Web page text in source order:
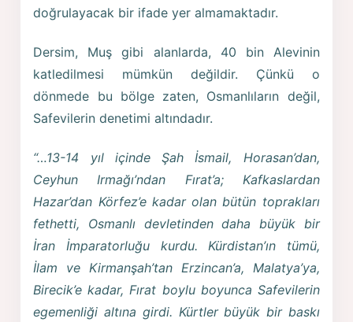
doğrulayacak bir ifade yer almamaktadır.
Dersim, Muş gibi alanlarda, 40 bin Alevinin
katledilmesi mümkün değildir. Çünkü o
dönmede bu bölge zaten, Osmanlıların değil,
Safevilerin denetimi altındadır.
“…13-14 yıl içinde Şah İsmail, Horasan’dan,
Ceyhun Irmağı’ndan Fırat’a; Kafkaslardan
Hazar’dan Körfez’e kadar olan bütün toprakları
fethetti, Osmanlı devletinden daha büyük bir
İran İmparatorluğu kurdu. Kürdistan’ın tümü,
İlam ve Kirmanşah’tan Erzincan’a, Malatya’ya,
Birecik’e kadar, Fırat boylu boyunca Safevilerin
egemenliği altına girdi. Kürtler büyük bir baskı